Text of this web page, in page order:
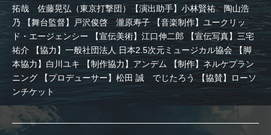
拓哉 佐藤晃弘（東京打撃団）【演出助手】小林賢祐 陶山浩
乃 【舞台監督】戸沢俊啓 瀧原寿子 【音楽制作】ユークリッ
ド・エージェンシー 【宣伝美術】江口伸二郎 【宣伝写真】三宅
祐介 【協力】一般社団法人 日本2.5次元ミュージカル協会 【脚
本協力】白川ユキ 【制作協力】アンデム 【制作】ネルケプラン
ニング 【プロデューサー】松田 誠 でじたろう 【協賛】ローソ
ンチケット